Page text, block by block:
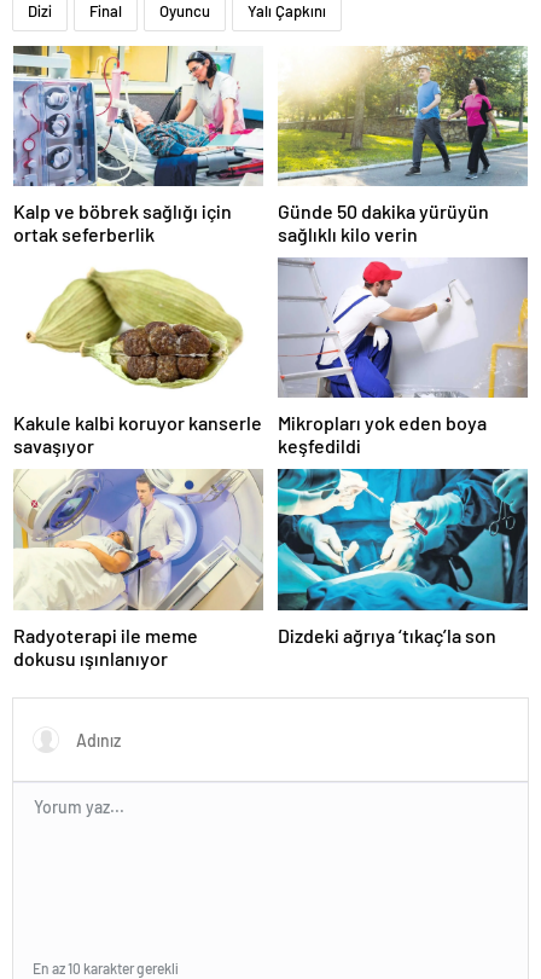
Dizi Final Oyuncu Yalı Çapkını
Kalp ve böbrek sağlığı için
ortak seferberlik
Günde 50 dakika yürüyün
sağlıklı kilo verin
Kakule kalbi koruyor kanserle
savaşıyor
Mikropları yok eden boya
keşfedildi
Radyoterapi ile meme
dokusu ışınlanıyor
Dizdeki ağrıya ‘tıkaç’la son
En az 10 karakter gerekli